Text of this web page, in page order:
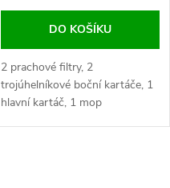
DO KOŠÍKU
2 prachové filtry, 2
trojúhelníkové boční kartáče, 1
hlavní kartáč, 1 mop